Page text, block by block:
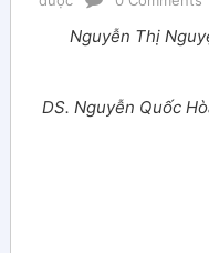
Nguyễn Thị
DS. Nguyễn Quốc